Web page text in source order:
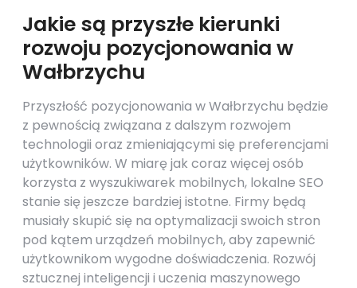
Jakie są przyszłe kierunki
rozwoju pozycjonowania w
Wałbrzychu
Przyszłość pozycjonowania w Wałbrzychu będzie
z pewnością związana z dalszym rozwojem
technologii oraz zmieniającymi się preferencjami
użytkowników. W miarę jak coraz więcej osób
korzysta z wyszukiwarek mobilnych, lokalne SEO
stanie się jeszcze bardziej istotne. Firmy będą
musiały skupić się na optymalizacji swoich stron
pod kątem urządzeń mobilnych, aby zapewnić
użytkownikom wygodne doświadczenia. Rozwój
sztucznej inteligencji i uczenia maszynowego